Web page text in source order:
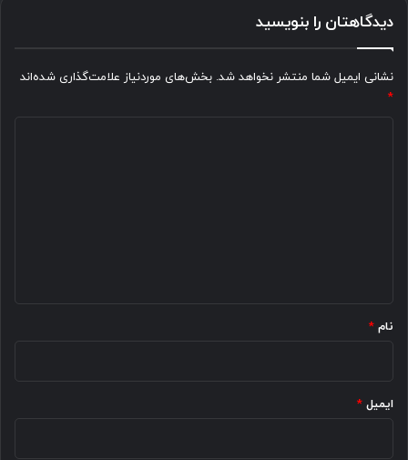
دیدگاهتان را بنویسید
نشانی ایمیل شما منتشر نخواهد شد. بخش‌های موردنیاز علامت‌گذاری شده‌اند
*
نام *
ایمیل *